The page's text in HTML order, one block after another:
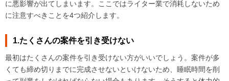
に悪影響が出てしまいます。ここではライター業で消耗しないため
に注意すべきことを4つ紹介します。
1.たくさんの案件を引き受けない
最初はたくさんの案件を引き受けない方がいいでしょう。案件が多
くても締め切りまでに完成させないといけないため、睡眠時間を削